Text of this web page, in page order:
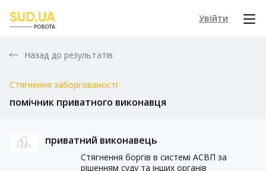
Увійти
Назад до результатів
Стягнення заборгованості
помічник приватного виконавця
приватний виконавець
Стягнення боргів в системі АСВП за
рішенням суду та інших органів